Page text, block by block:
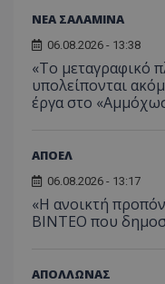
ΝΕΑ ΣΑΛΑΜΙΝΑ
06.08.2026 - 13:38
«Το μεταγραφικό
υπολείπονται
έργα στο
ΑΠΟΕΛ
06.08.2026 - 13:17
«Η ανοικτή
ΒΙΝΤΕΟ που
ΑΠΟΛΛΩΝΑΣ